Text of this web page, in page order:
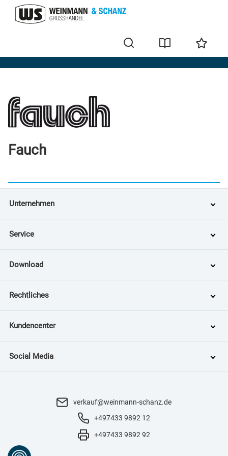
Marken
Fauch
Unternehmen
Service
Download
Rechtliches
Kundencenter
Social Media
verkauf@weinmann-schanz.de
+497433 9892 12
+497433 9892 92